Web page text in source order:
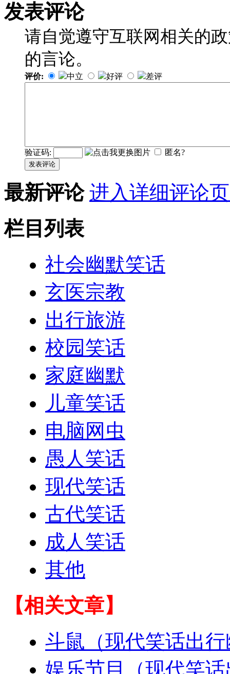
发表评论
请自觉遵守互联网相关的
的言论。
评价: 中立 好评 差评
验证码: 匿名?
发表评论
最新评论 进入详细评论
栏目列表
社会幽默笑话
玄医宗教
出行旅游
校园笑话
家庭幽默
儿童笑话
电脑网虫
愚人笑话
现代笑话
古代笑话
成人笑话
其他
【相关文章】
斗鼠（现代笑话出
娱乐节目（现代笑